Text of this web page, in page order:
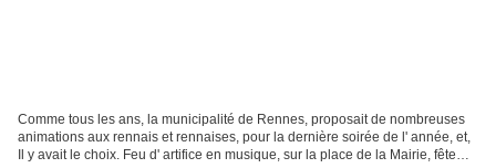
Comme tous les ans, la municipalité de Rennes, proposait de nombreuses
animations aux rennais et rennaises, pour la dernière soirée de l' année, et,
Il y avait le choix. Feu d' artifice en musique, sur la place de la Mairie, fête